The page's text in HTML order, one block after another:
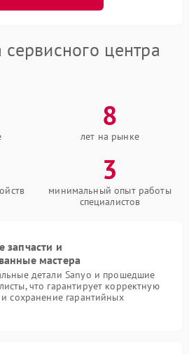
центра
8
лет на рынке
3
минимальный опыт работы
специалистов
запчасти и
мастера
детали Sanyo и прошедшие
что гарантирует корректную
сохранение гарантийных